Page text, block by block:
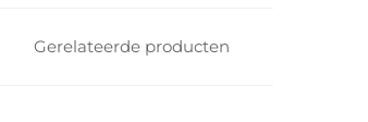
Gerelateerde producten